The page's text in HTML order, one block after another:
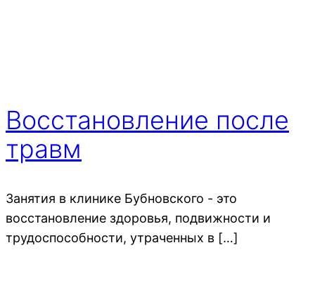
Восстановление после
травм
Занятия в клинике Бубновского - это
восстановление здоровья, подвижности и
трудоспособности, утраченных в […]